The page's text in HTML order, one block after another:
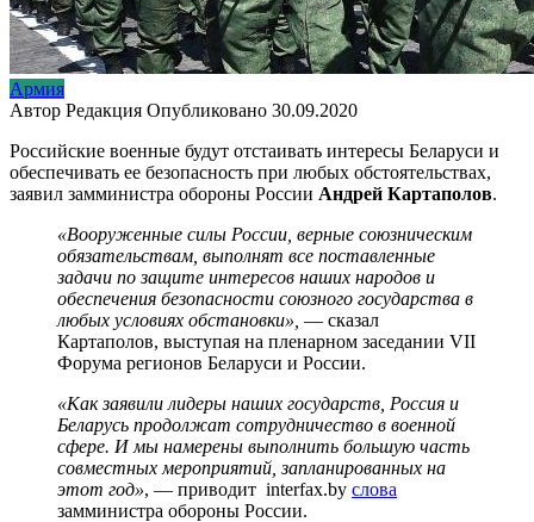
Армия
Автор Редакция Опубликовано 30.09.2020
Российские военные будут отстаивать интересы Беларуси и
обеспечивать ее безопасность при любых обстоятельствах,
заявил замминистра обороны России Андрей Картаполов.
«Вооруженные силы России, верные союзническим
обязательствам, выполнят все поставленные
задачи по защите интересов наших народов и
обеспечения безопасности союзного государства в
любых условиях обстановки», — сказал
Картаполов, выступая на пленарном заседании VII
Форума регионов Беларуси и России.
«Как заявили лидеры наших государств, Россия и
Беларусь продолжат сотрудничество в военной
сфере. И мы намерены выполнить большую часть
совместных мероприятий, запланированных на
этот год», — приводит interfax.by слова
замминистра обороны России.